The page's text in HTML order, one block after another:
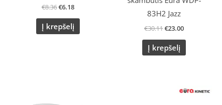
€8.36€6.18
Į krepšelį
83H2 Jazz
€30.11€23.00
Į krepšelį
OriginalCurrent